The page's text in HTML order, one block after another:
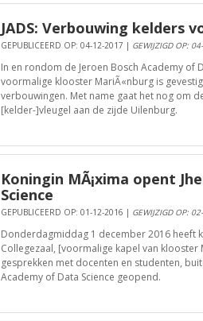
JADS: Verbouwing kelders
GEPUBLICEERD OP: 04-12-2017 | GEWIJZIGD OP:
In en rondom de Jeroen Bosch Academy of
voormalige klooster MariÃ«nburg is
verbouwingen. Met name gaat het nog om
[kelder-]vleugel aan de zijde Uilenburg.
Koningin MÃ¡xima opent
Science
GEPUBLICEERD OP: 01-12-2016 | GEWIJZIGD OP:
Donderdagmiddag 1 december 2016 heeft
Collegezaal, [voormalige kapel van
gesprekken met docenten en studenten,
Academy of Data Science geopend.